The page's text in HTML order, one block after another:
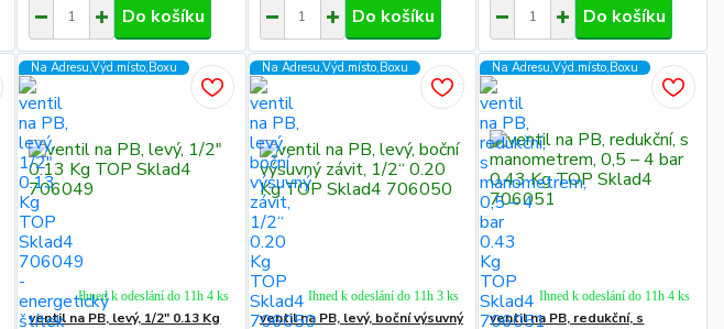
Do košíku Do košíku Do košíku
Na Adresu,Výd.místo,Boxu
ventil na PB, levý, 1/2" 0.13 Kg
Ihned k odeslání do 11h 4 ks
Na Adresu,Výd.místo,Boxu
ventil na PB, levý, boční výsuvný
Ihned k odeslání do 11h 3 ks
Na Adresu,Výd.místo,Boxu
ventil na PB, redukční, s
Ihned k odeslání do 11h 4 ks